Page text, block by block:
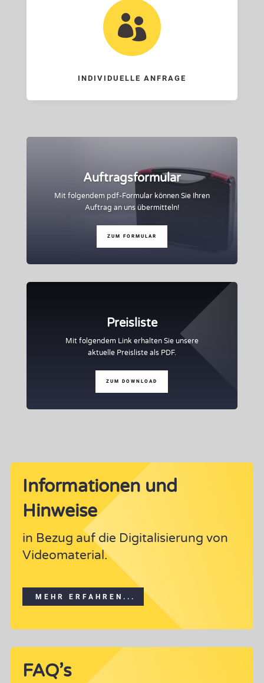

INDIVIDUELLE ANFRAGE
Auftragsformular
Mit folgendem pdf-Formular können Sie Ihren
Auftrag an uns übermitteln!
ZUM FORMULAR
Preisliste
Mit folgendem Link erhalten Sie unsere
aktuelle Preisliste als PDF.
ZUM DOWNLOAD
Informationen und
Hinweise
in Bezug auf die Digitalisierung von
Videomaterial.
MEHR ERFAHREN...
FAQ’s